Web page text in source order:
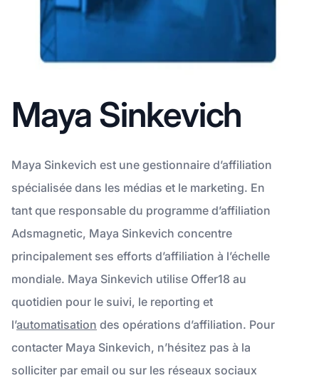
Maya Sinkevich
Maya Sinkevich est une gestionnaire d’affiliation
spécialisée dans les médias et le marketing. En
tant que responsable du programme d’affiliation
Adsmagnetic, Maya Sinkevich concentre
principalement ses efforts d’affiliation à l’échelle
mondiale. Maya Sinkevich utilise Offer18 au
quotidien pour le suivi, le reporting et
l’automatisation des opérations d’affiliation. Pour
contacter Maya Sinkevich, n’hésitez pas à la
solliciter par email ou sur les réseaux sociaux